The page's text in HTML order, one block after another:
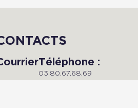
Téléphone :
03.80.67.68.69